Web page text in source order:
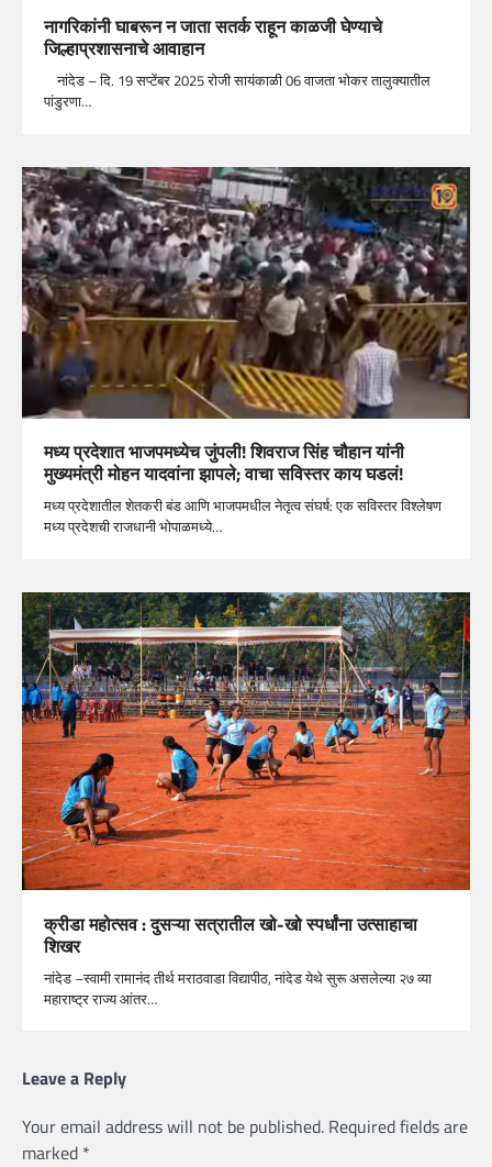
नागरिकांनी घाबरून न जाता सतर्क राहून काळजी घेण्याचे
जिल्हाप्रशासनाचे आवाहान
नांदेड – दि. 19 सप्टेंबर 2025 रोजी सायंकाळी 06 वाजता भोकर तालुक्यातील
पांडुरणा…
मध्य प्रदेशात भाजपमध्येच जुंपली! शिवराज सिंह चौहान यांनी
मुख्यमंत्री मोहन यादवांना झापले; वाचा सविस्तर काय घडलं!
मध्य प्रदेशातील शेतकरी बंड आणि भाजपमधील नेतृत्व संघर्ष: एक सविस्तर विश्लेषण
मध्य प्रदेशची राजधानी भोपाळमध्ये…
क्रीडा महोत्सव : दुसऱ्या सत्रातील खो-खो स्पर्धांना उत्साहाचा
शिखर
नांदेड –स्वामी रामानंद तीर्थ मराठवाडा विद्यापीठ, नांदेड येथे सुरू असलेल्या २७ व्या
महाराष्ट्र राज्य आंतर…
Leave a Reply
Your email address will not be published. Required fields are
marked *